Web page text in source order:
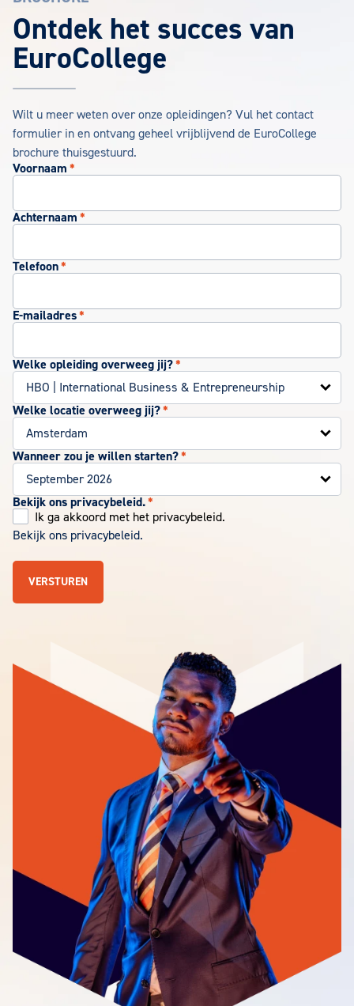
Ontdek het succes van
EuroCollege
Wilt u meer weten over onze opleidingen? Vul het contact
formulier in en ontvang geheel vrijblijvend de EuroCollege
brochure thuisgestuurd.
Voornaam *
Achternaam *
Telefoon*
E-mailadres*
Welke opleiding overweeg jij?*
Welke locatie overweeg jij?*
Wanneer zou je willen starten?*
Bekijk ons privacybeleid.*
Ik ga akkoord met het privacybeleid.
Bekijk ons privacybeleid.